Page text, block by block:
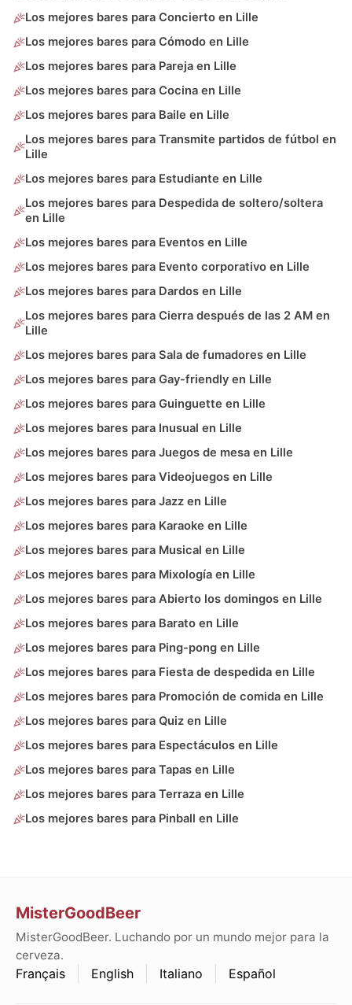
Los mejores bares para Concierto en Lille
Los mejores bares para Cómodo en Lille
Los mejores bares para Pareja en Lille
Los mejores bares para Cocina en Lille
Los mejores bares para Baile en Lille
Los mejores bares para Transmite partidos de fútbol en
Lille
Los mejores bares para Estudiante en Lille
Los mejores bares para Despedida de soltero/soltera
en Lille
Los mejores bares para Eventos en Lille
Los mejores bares para Evento corporativo en Lille
Los mejores bares para Dardos en Lille
Los mejores bares para Cierra después de las 2 AM en
Lille
Los mejores bares para Sala de fumadores en Lille
Los mejores bares para Gay-friendly en Lille
Los mejores bares para Guinguette en Lille
Los mejores bares para Inusual en Lille
Los mejores bares para Juegos de mesa en Lille
Los mejores bares para Videojuegos en Lille
Los mejores bares para Jazz en Lille
Los mejores bares para Karaoke en Lille
Los mejores bares para Musical en Lille
Los mejores bares para Mixología en Lille
Los mejores bares para Abierto los domingos en Lille
Los mejores bares para Barato en Lille
Los mejores bares para Ping-pong en Lille
Los mejores bares para Fiesta de despedida en Lille
Los mejores bares para Promoción de comida en Lille
Los mejores bares para Quiz en Lille
Los mejores bares para Espectáculos en Lille
Los mejores bares para Tapas en Lille
Los mejores bares para Terraza en Lille
Los mejores bares para Pinball en Lille
MisterGoodBeer
MisterGoodBeer. Luchando por un mundo mejor para la
cerveza.
Français English Italiano Español